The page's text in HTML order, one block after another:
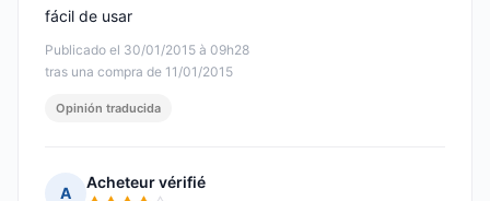
Publicado el 30/01/2015 à 09h28
tras una compra de 11/01/2015
fácil de usar
Opinión traducida
A
Acheteur vérifié